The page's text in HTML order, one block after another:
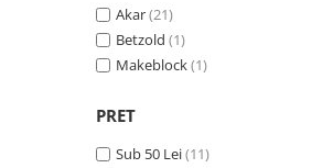
Akar(21)
Betzold (1)
Makeblock(1)
PRET
Sub 50 Lei(11)